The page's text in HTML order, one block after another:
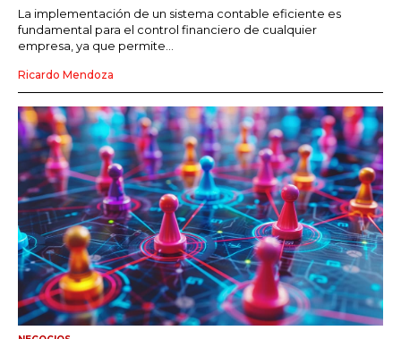
La implementación de un sistema contable eficiente es
fundamental para el control financiero de cualquier
empresa, ya que permite...
Ricardo Mendoza